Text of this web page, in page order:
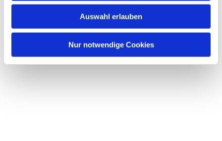
Auswahl erlauben
Nur notwendige Cookies